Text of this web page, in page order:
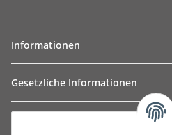
Informationen
Gesetzliche Informationen